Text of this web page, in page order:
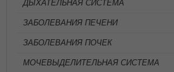
ДЫХАТЕЛЬНАЯ СИСТЕМА
ЗАБОЛЕВАНИЯ ПЕЧЕНИ
ЗАБОЛЕВАНИЯ ПОЧЕК
МОЧЕВЫДЕЛИТЕЛЬНАЯ СИСТЕМА